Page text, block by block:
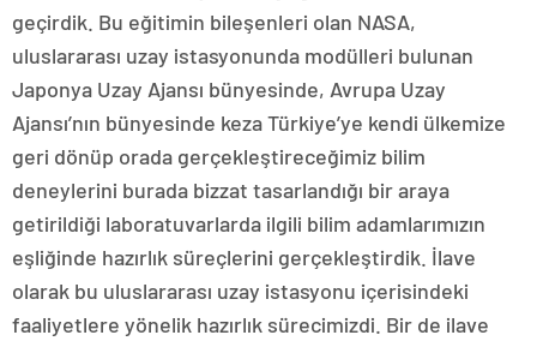
geçirdik. Bu eğitimin bileşenleri olan NASA,
uluslararası uzay istasyonunda modülleri bulunan
Japonya Uzay Ajansı bünyesinde, Avrupa Uzay
Ajansı’nın bünyesinde keza Türkiye’ye kendi ülkemize
geri dönüp orada gerçekleştireceğimiz bilim
deneylerini burada bizzat tasarlandığı bir araya
getirildiği laboratuvarlarda ilgili bilim adamlarımızın
eşliğinde hazırlık süreçlerini gerçekleştirdik. İlave
olarak bu uluslararası uzay istasyonu içerisindeki
faaliyetlere yönelik hazırlık sürecimizdi. Bir de ilave